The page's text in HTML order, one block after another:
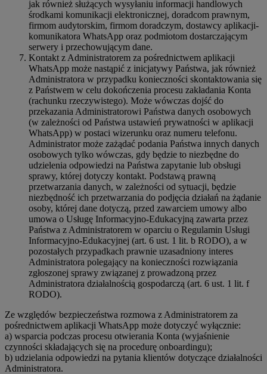
jak również służących wysyłaniu informacji handlowych
środkami komunikacji elektronicznej, doradcom prawnym,
firmom audytorskim, firmom doradczym, dostawcy aplikacji-
komunikatora WhatsApp oraz podmiotom dostarczającym
serwery i przechowującym dane.
Kontakt z Administratorem za pośrednictwem aplikacji
WhatsApp może nastąpić z inicjatywy Państwa, jak również
Administratora w przypadku konieczności skontaktowania się
z Państwem w celu dokończenia procesu zakładania Konta
(rachunku rzeczywistego). Może wówczas dojść do
przekazania Administratorowi Państwa danych osobowych
(w zależności od Państwa ustawień prywatności w aplikacji
WhatsApp) w postaci wizerunku oraz numeru telefonu.
Administrator może zażądać podania Państwa innych danych
osobowych tylko wówczas, gdy będzie to niezbędne do
udzielenia odpowiedzi na Państwa zapytanie lub obsługi
sprawy, której dotyczy kontakt. Podstawą prawną
przetwarzania danych, w zależności od sytuacji, będzie
niezbędność ich przetwarzania do podjęcia działań na żądanie
osoby, której dane dotyczą, przed zawarciem umowy albo
umowa o Usługę Informacyjno-Edukacyjną zawarta przez
Państwa z Administratorem w oparciu o Regulamin Usługi
Informacyjno-Edukacyjnej (art. 6 ust. 1 lit. b RODO), a w
pozostałych przypadkach prawnie uzasadniony interes
Administratora polegający na konieczności rozwiązania
zgłoszonej sprawy związanej z prowadzoną przez
Administratora działalnością gospodarczą (art. 6 ust. 1 lit. f
RODO).
Ze względów bezpieczeństwa rozmowa z Administratorem za
pośrednictwem aplikacji WhatsApp może dotyczyć wyłącznie:
a) wsparcia podczas procesu otwierania Konta (wyjaśnienie
czynności składających się na procedurę onboardingu);
b) udzielania odpowiedzi na pytania klientów dotyczące działalności
Administratora.